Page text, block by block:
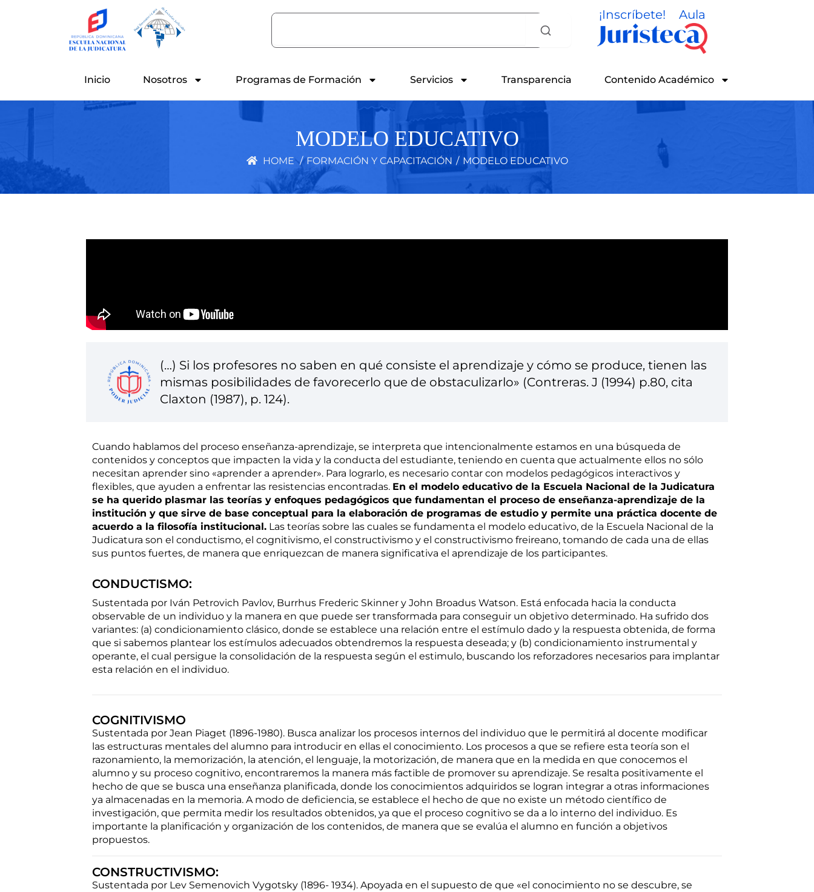
Search ¡Inscríbete! Aula
Inicio Nosotros Programas de Formación Servicios Transparencia Contenido Académico
MODELO EDUCATIVO
HOME / FORMACIÓN Y CAPACITACIÓN / MODELO EDUCATIVO
(…) Si los profesores no saben en qué consiste el aprendizaje y cómo se produce, tienen las
mismas posibilidades de favorecerlo que de obstaculizarlo» (Contreras. J (1994) p.80, cita
Claxton (1987), p. 124).
Cuando hablamos del proceso enseñanza-aprendizaje, se interpreta que intencionalmente estamos en una búsqueda de
contenidos y conceptos que impacten la vida y la conducta del estudiante, teniendo en cuenta que actualmente ellos no sólo
necesitan aprender sino «aprender a aprender». Para lograrlo, es necesario contar con modelos pedagógicos interactivos y
flexibles, que ayuden a enfrentar las resistencias encontradas. En el modelo educativo de la Escuela Nacional de la Judicatura
se ha querido plasmar las teorías y enfoques pedagógicos que fundamentan el proceso de enseñanza-aprendizaje de la
institución y que sirve de base conceptual para la elaboración de programas de estudio y permite una práctica docente de
acuerdo a la filosofía institucional. Las teorías sobre las cuales se fundamenta el modelo educativo, de la Escuela Nacional de la
Judicatura son el conductismo, el cognitivismo, el constructivismo y el constructivismo freireano, tomando de cada una de ellas
sus puntos fuertes, de manera que enriquezcan de manera significativa el aprendizaje de los participantes.
CONDUCTISMO:
Sustentada por Iván Petrovich Pavlov, Burrhus Frederic Skinner y John Broadus Watson. Está enfocada hacia la conducta
observable de un individuo y la manera en que puede ser transformada para conseguir un objetivo determinado. Ha sufrido dos
variantes: (a) condicionamiento clásico, donde se establece una relación entre el estímulo dado y la respuesta obtenida, de forma
que si sabemos plantear los estímulos adecuados obtendremos la respuesta deseada; y (b) condicionamiento instrumental y
operante, el cual persigue la consolidación de la respuesta según el estimulo, buscando los reforzadores necesarios para implantar
esta relación en el individuo.
COGNITIVISMO
Sustentada por Jean Piaget (1896-1980). Busca analizar los procesos internos del individuo que le permitirá al docente modificar
las estructuras mentales del alumno para introducir en ellas el conocimiento. Los procesos a que se refiere esta teoría son el
razonamiento, la memorización, la atención, el lenguaje, la motorización, de manera que en la medida en que conocemos el
alumno y su proceso cognitivo, encontraremos la manera más factible de promover su aprendizaje. Se resalta positivamente el
hecho de que se busca una enseñanza planificada, donde los conocimientos adquiridos se logran integrar a otras informaciones
ya almacenadas en la memoria. A modo de deficiencia, se establece el hecho de que no existe un método científico de
investigación, que permita medir los resultados obtenidos, ya que el proceso cognitivo se da a lo interno del individuo. Es
importante la planificación y organización de los contenidos, de manera que se evalúa el alumno en función a objetivos
propuestos.
CONSTRUCTIVISMO:
Sustentada por Lev Semenovich Vygotsky (1896- 1934). Apoyada en el supuesto de que «el conocimiento no se descubre, se